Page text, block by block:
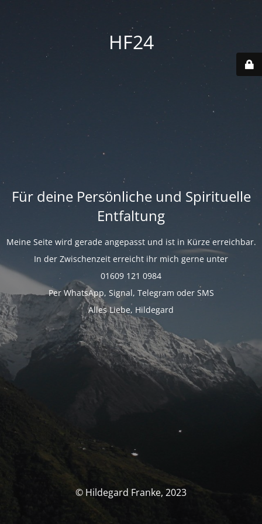
HF24
Für deine Persönliche und Spirituelle
Entfaltung
Meine Seite wird gerade angepasst und ist in Kürze erreichbar.
In der Zwischenzeit erreicht ihr mich gerne unter
01609 121 0984
Per WhatsApp, Signal, Telegram oder SMS
Alles Liebe, Hildegard
© Hildegard Franke, 2023